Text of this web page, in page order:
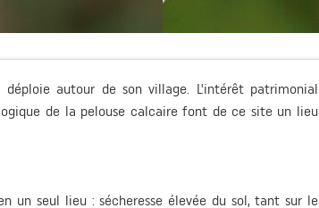
autour de son village. L'intérêt patrimonial
de la pelouse calcaire font de ce site un lieu
un seul lieu : sécheresse élevée du sol, tant sur le